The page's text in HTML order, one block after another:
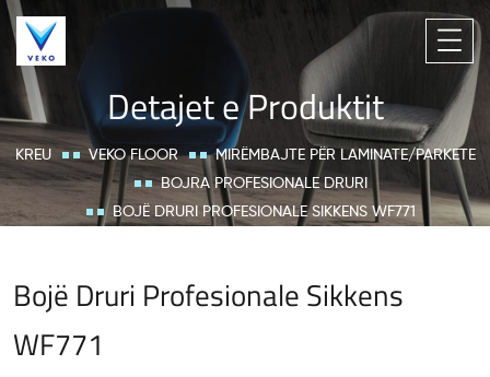
Detajet e Produktit
KREU VEKO FLOOR
MIRËMBAJTE PËR LAMINATE/PARKETE
BOJRA PROFESIONALE DRURI
BOJË DRURI PROFESIONALE SIKKENS WF771
Bojë Druri Profesionale Sikkens
WF771